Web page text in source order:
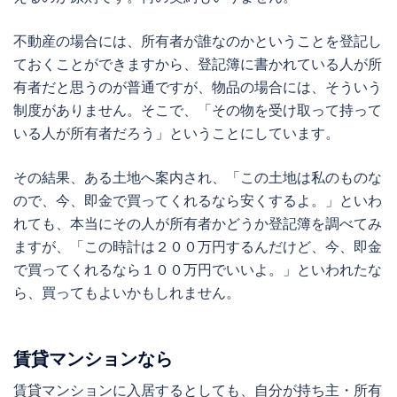
不動産の場合には、所有者が誰なのかということを登記し
ておくことができますから、登記簿に書かれている人が所
有者だと思うのが普通ですが、物品の場合には、そういう
制度がありません。そこで、「その物を受け取って持って
いる人が所有者だろう」ということにしています。
その結果、ある土地へ案内され、「この土地は私のものな
ので、今、即金で買ってくれるなら安くするよ。」といわ
れても、本当にその人が所有者かどうか登記簿を調べてみ
ますが、「この時計は２００万円するんだけど、今、即金
で買ってくれるなら１００万円でいいよ。」といわれたな
ら、買ってもよいかもしれません。
賃貸マンションなら
賃貸マンションに入居するとしても、自分が持ち主・所有